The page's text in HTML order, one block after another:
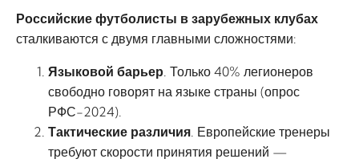
Российские футболисты в зарубежных клубах
сталкиваются с двумя главными сложностями:
Языковой барьер. Только 40% легионеров
свободно говорят на языке страны (опрос
РФС-2024).
Тактические различия. Европейские тренеры
требуют скорости принятия решений —